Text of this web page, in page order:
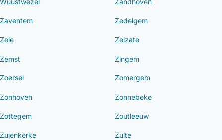
Zaventem Zedelgem
Zele Zelzate
Zemst Zingem
Zoersel Zomergem
Zonhoven Zonnebeke
Zottegem Zoutleeuw
Zuienkerke Zulte